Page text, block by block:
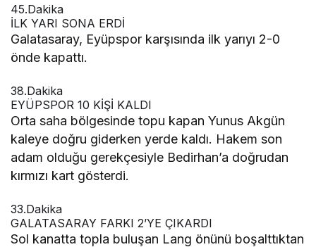
45.Dakika
İLK YARI SONA ERDİ
Galatasaray, Eyüpspor karşısında ilk yarıyı 2-0
önde kapattı.
38.Dakika
EYÜPSPOR 10 KİŞİ KALDI
Orta saha bölgesinde topu kapan Yunus Akgün
kaleye doğru giderken yerde kaldı. Hakem son
adam olduğu gerekçesiyle Bedirhan’a doğrudan
kırmızı kart gösterdi.
33.Dakika
GALATASARAY FARKI 2’YE ÇIKARDI
Sol kanatta topla buluşan Lang önünü boşalttıktan